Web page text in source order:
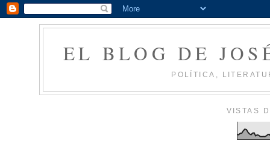
EL BLOG DE
POLÍTICA,
VISTAS